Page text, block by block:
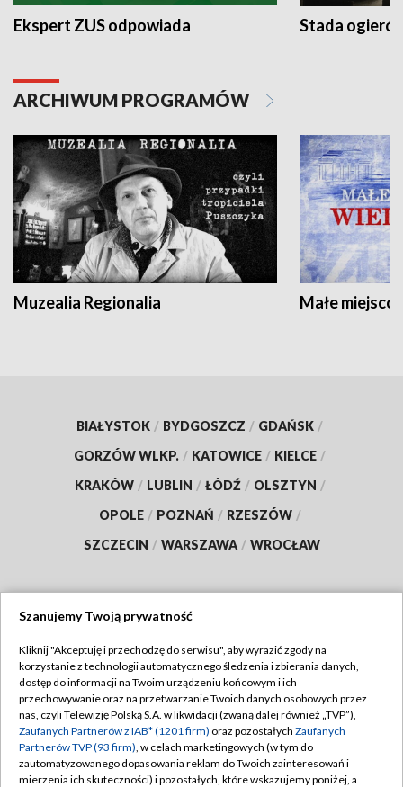
Ekspert ZUS odpowiada Stada
ARCHIWUM PROGRAMÓW
Muzealia Regionalia Małe
BIAŁYSTOK / BYDGOSZCZ / GDAŃSK /
GORZÓW WLKP. / KATOWICE / KIELCE /
KRAKÓW / LUBLIN / ŁÓDŹ / OLSZTYN /
OPOLE / POZNAŃ / RZESZÓW /
SZCZECIN / WARSZAWA / WROCŁAW
TVP
Abonament TVP
Emisja w TVP
Centrum informacji TVP
Regulamin TVP
Polityka prywatności
Moje zgody
Szanujemy Twoją prywatność
Kliknij "Akceptuję i przechodzę do serwisu", aby wyrazić zgody na
korzystanie z technologii automatycznego śledzenia i zbierania danych,
dostęp do informacji na Twoim urządzeniu końcowym i ich
przechowywanie oraz na przetwarzanie Twoich danych osobowych przez
nas, czyli Telewizję Polską S.A. w likwidacji (zwaną dalej również „TVP”),
Zaufanych Partnerów z IAB* (1201 firm) oraz pozostałych Zaufanych
Partnerów TVP (93 firm), w celach marketingowych (w tym do
zautomatyzowanego dopasowania reklam do Twoich zainteresowań i
mierzenia ich skuteczności) i pozostałych, które wskazujemy poniżej, a